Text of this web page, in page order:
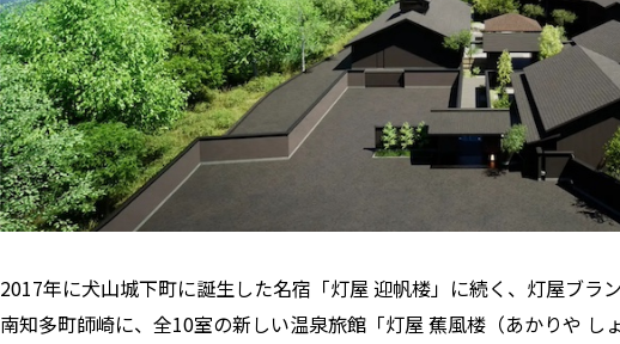
2017年に犬山城下町に誕生した名宿「灯屋 迎帆楼」に続く、灯屋ブラ
南知多町師崎に、全10室の新しい温泉旅館「灯屋 蕉風楼（あかりや し